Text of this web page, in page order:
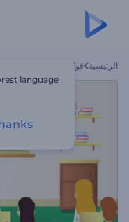
الرئيسية قوالب
language